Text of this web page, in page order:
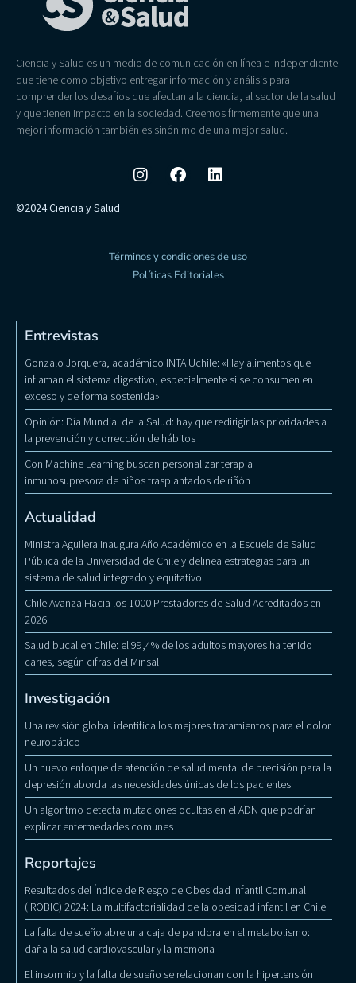
Ciencia y Salud es un medio de comunicación en línea e independiente
que tiene como objetivo entregar información y análisis para
comprender los desafíos que afectan a la ciencia, al sector de la salud
y que tienen impacto en la sociedad. Creemos firmemente que una
mejor información también es sinónimo de una mejor salud.
©2024 Ciencia y Salud
Términos y condiciones de uso
Políticas Editoriales
Entrevistas
Gonzalo Jorquera, académico INTA Uchile: «Hay alimentos que
inflaman el sistema digestivo, especialmente si se consumen en
exceso y de forma sostenida»
Opinión: Día Mundial de la Salud: hay que redirigir las prioridades a
la prevención y corrección de hábitos
Con Machine Learning buscan personalizar terapia
inmunosupresora de niños trasplantados de riñón
Actualidad
Ministra Aguilera Inaugura Año Académico en la Escuela de Salud
Pública de la Universidad de Chile y delinea estrategias para un
sistema de salud integrado y equitativo
Chile Avanza Hacia los 1000 Prestadores de Salud Acreditados en
2026
Salud bucal en Chile: el 99,4% de los adultos mayores ha tenido
caries, según cifras del Minsal
Investigación
Una revisión global identifica los mejores tratamientos para el dolor
neuropático
Un nuevo enfoque de atención de salud mental de precisión para la
depresión aborda las necesidades únicas de los pacientes
Un algoritmo detecta mutaciones ocultas en el ADN que podrían
explicar enfermedades comunes
Reportajes
Resultados del Índice de Riesgo de Obesidad Infantil Comunal
(IROBIC) 2024: La multifactorialidad de la obesidad infantil en Chile
La falta de sueño abre una caja de pandora en el metabolismo:
daña la salud cardiovascular y la memoria
El insomnio y la falta de sueño se relacionan con la hipertensión